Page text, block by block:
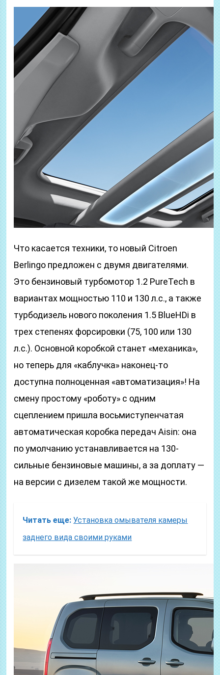
Что касается техники, то новый Citroen
Berlingo предложен с двумя двигателями.
Это бензиновый турбомотор 1.2 PureTech в
вариантах мощностью 110 и 130 л.с., а также
турбодизель нового поколения 1.5 BlueHDi в
трех степенях форсировки (75, 100 или 130
л.с.). Основной коробкой станет «механика»,
но теперь для «каблучка» наконец-то
доступна полноценная «автоматизация»! На
смену простому «роботу» с одним
сцеплением пришла восьмиступенчатая
автоматическая коробка передач Aisin: она
по умолчанию устанавливается на 130-
сильные бензиновые машины, а за доплату —
на версии с дизелем такой же мощности.
Читать еще: Установка омывателя камеры
заднего вида своими руками